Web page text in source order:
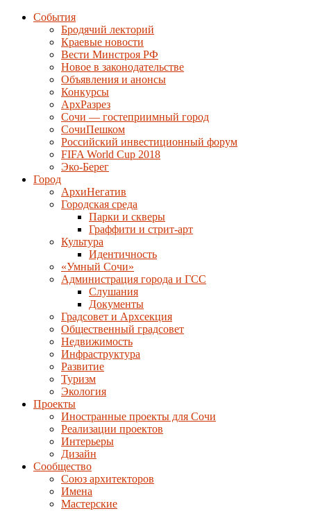
События
Бродячий лекторий
Краевые новости
Вести Минстроя РФ
Новое в законодательстве
Объявления и анонсы
Конкурсы
АрхРазрез
Сочи — гостеприимный город
СочиПешком
Российский инвестиционный форум
FIFA World Cup 2018
Эко-Берег
Город
АрхиНегатив
Городская среда
Парки и скверы
Граффити и стрит-арт
Культура
Идентичность
«Умный Сочи»
Администрация города и ГСС
Слушания
Документы
Градсовет и Архсекция
Общественный градсовет
Недвижимость
Инфраструктура
Развитие
Туризм
Экология
Проекты
Иностранные проекты для Сочи
Реализации проектов
Интерьеры
Дизайн
Сообщество
Союз архитекторов
Имена
Мастерские